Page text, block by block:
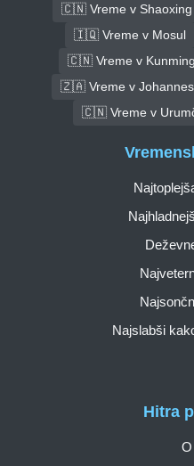
🇨🇳 Vreme v Shaoxing
🇮🇶 Vreme v Mosul
🇨🇳 Vreme v Kunming
🇿🇦 Vreme v
🇨🇳 Vreme v
Hitra
Najslabši